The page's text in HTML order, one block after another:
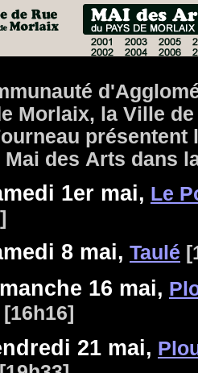
Morlaix, la Ville
présentent
Mai des Arts dans
1er mai, Le
8 mai, Taulé
16 mai,
[16h16]
21 mai,